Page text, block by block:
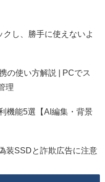
し、勝手に使えないよ
の使い方解説 | PCでス
理
機能5選【AI編集・背景
装SSDと詐欺広告に注意